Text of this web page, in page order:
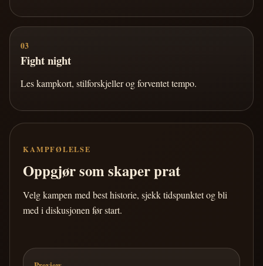
03
Fight night
Les kampkort, stilforskjeller og forventet tempo.
KAMPFØLELSE
Oppgjør som skaper prat
Velg kampen med best historie, sjekk tidspunktet og bli
med i diskusjonen før start.